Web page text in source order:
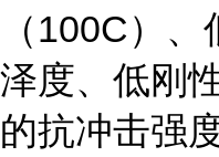
（100C）
泽度、低刚
的抗冲击强